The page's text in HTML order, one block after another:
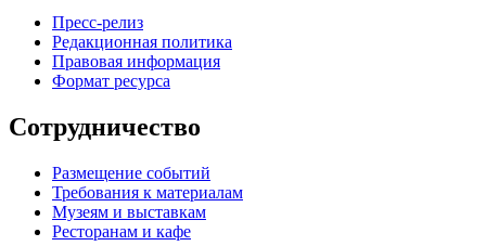
Пресс-релиз
Редакционная политика
Правовая информация
Формат ресурса
Сотрудничество
Размещение событий
Требования к материалам
Музеям и выставкам
Ресторанам и кафе